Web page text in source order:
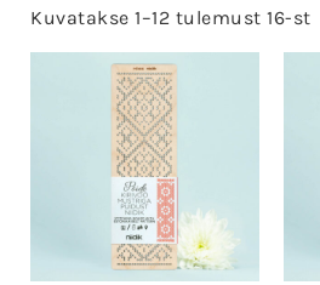
Kuvatakse 1–12 tulemust 16-st